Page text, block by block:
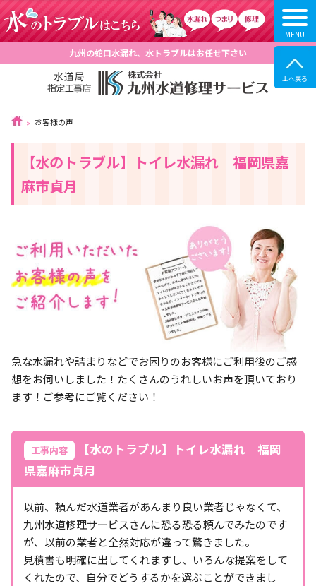
九州の蛇口水漏れ、水トラブルはお任せ下さい
お客様の声
【水のトラブル】トイレ水漏れ 福岡県嘉
麻市貞月
急な水漏れや詰まりなどでお困りのお客様にご利用後のご感
想をお伺いしました！たくさんのうれしいお声を頂いており
ます！ご参考にご覧ください！
工事内容
【水のトラブル】トイレ水漏れ 福岡
県嘉麻市貞月
以前、頼んだ水道業者があんまり良い業者じゃなくて、
九州水道修理サービスさんに恐る恐る頼んでみたのです
が、以前の業者と全然対応が違って驚きました。
見積書も明確に出してくれますし、いろんな提案をして
くれたので、自分でどうするかを選ぶことができまし